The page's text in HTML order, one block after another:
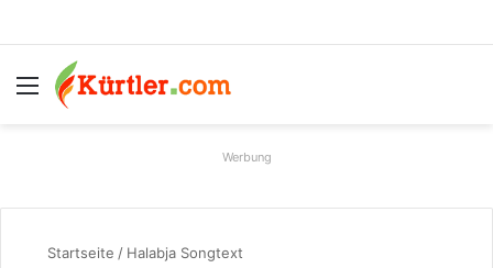
Menü
Werbung
Startseite / Halabja Songtext